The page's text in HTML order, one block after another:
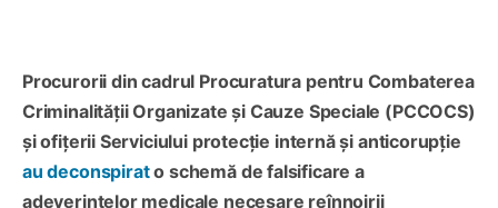
Procurorii din cadrul Procuratura pentru Combaterea
Criminalității Organizate și Cauze Speciale (PCCOCS)
și ofițerii Serviciului protecție internă și anticorupție
au deconspirato schemă de falsificare a
adeverințelor medicale necesare reînnoirii